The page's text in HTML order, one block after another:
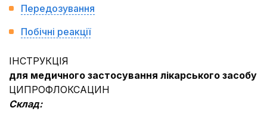
Передозування
Побічні реакції
ІНСТРУКЦІЯ
для медичного застосування лікарського засобу
ЦИПРОФЛОКСАЦИН
Склад: